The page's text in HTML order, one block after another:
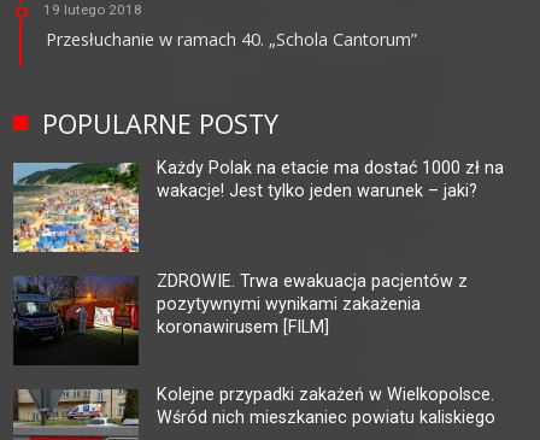
19 lutego 2018
Przesłuchanie w ramach 40. „Schola Cantorum”
POPULARNE POSTY
Każdy Polak na etacie ma dostać 1000 zł na
wakacje! Jest tylko jeden warunek – jaki?
ZDROWIE. Trwa ewakuacja pacjentów z
pozytywnymi wynikami zakażenia
koronawirusem [FILM]
Kolejne przypadki zakażeń w Wielkopolsce.
Wśród nich mieszkaniec powiatu kaliskiego